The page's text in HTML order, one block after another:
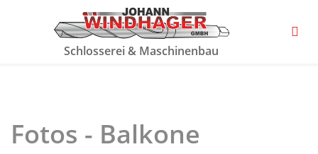
Schlosserei & Maschinenbau
Fotos - Balkone